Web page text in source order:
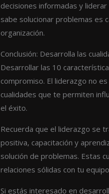
decisiones informadas y
sabe solucionar problemas es
organización.
Conclusión: Desarrolla las
Desarrollar las 10
compromiso. El liderazgo no
cualidades que te permiten
el éxito.
Recuerda que el liderazgo se
positiva, capacitación y
solución de problemas. Estas
relaciones sólidas con tu
Si estás interesado en